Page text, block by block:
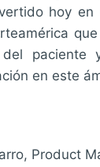
hoy
paciente
en este
Product